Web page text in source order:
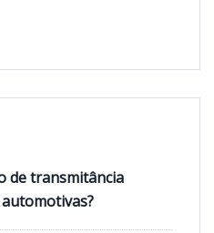
de transmitância